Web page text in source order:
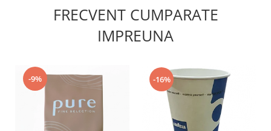
FRECVENT CUMPARATE
IMPREUNA
-9% -16%